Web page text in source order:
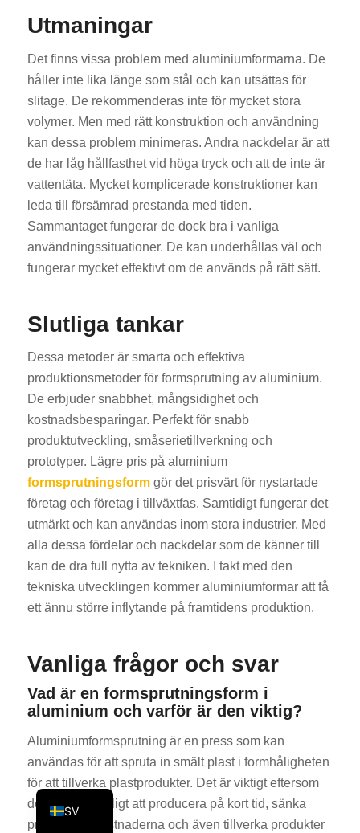
Utmaningar
Det finns vissa problem med aluminiumformarna. De
håller inte lika länge som stål och kan utsättas för
slitage. De rekommenderas inte för mycket stora
volymer. Men med rätt konstruktion och användning
kan dessa problem minimeras. Andra nackdelar är att
de har låg hållfasthet vid höga tryck och att de inte är
vattentäta. Mycket komplicerade konstruktioner kan
leda till försämrad prestanda med tiden.
Sammantaget fungerar de dock bra i vanliga
användningssituationer. De kan underhållas väl och
fungerar mycket effektivt om de används på rätt sätt.
Slutliga tankar
Dessa metoder är smarta och effektiva
produktionsmetoder för formsprutning av aluminium.
De erbjuder snabbhet, mångsidighet och
kostnadsbesparingar. Perfekt för snabb
produktutveckling, småserietillverkning och
prototyper. Lägre pris på aluminium
formsprutningsformgör det prisvärt för nystartade
företag och företag i tillväxtfas. Samtidigt fungerar det
utmärkt och kan användas inom stora industrier. Med
alla dessa fördelar och nackdelar som de känner till
kan de dra full nytta av tekniken. I takt med den
tekniska utvecklingen kommer aluminiumformar att få
ett ännu större inflytande på framtidens produktion.
Vanliga frågor och svar
Vad är en formsprutningsform i
aluminium och varför är den viktig?
Aluminiumformsprutning är en press som kan
användas för att spruta in smält plast i formhåligheten
för att tillverka plastprodukter. Det är viktigt eftersom
det gör det möjligt att producera på kort tid, sänka
produktionskostnaderna och även tillverka produkter
SV
EN
IT
DE
AR
ES
JA
KO
PT
CS
DA
FI
NB
EL
ES_MX